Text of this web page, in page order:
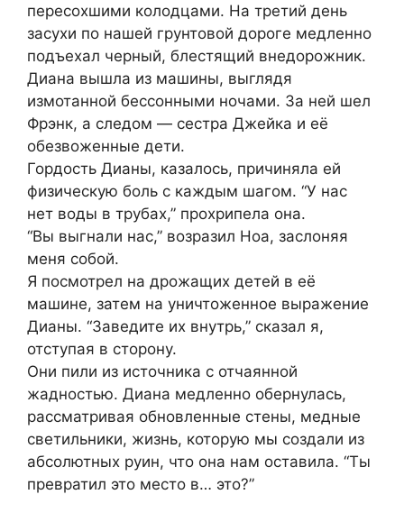
пересохшими колодцами. На третий день
засухи по нашей грунтовой дороге медленно
подъехал черный, блестящий внедорожник.
Диана вышла из машины, выглядя
измотанной бессонными ночами. За ней шел
Фрэнк, а следом — сестра Джейка и её
обезвоженные дети.
Гордость Дианы, казалось, причиняла ей
физическую боль с каждым шагом. “У нас
нет воды в трубах,” прохрипела она.
“Вы выгнали нас,” возразил Ноа, заслоняя
меня собой.
Я посмотрел на дрожащих детей в её
машине, затем на уничтоженное выражение
Дианы. “Заведите их внутрь,” сказал я,
отступая в сторону.
Они пили из источника с отчаянной
жадностью. Диана медленно обернулась,
рассматривая обновленные стены, медные
светильники, жизнь, которую мы создали из
абсолютных руин, что она нам оставила. “Ты
превратил это место в… это?”